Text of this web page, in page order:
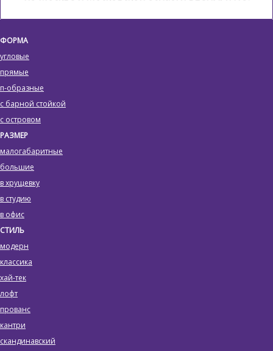
ФОРМА
угловые
прямые
п-образные
с барной стойкой
с островом
РАЗМЕР
малогабаритные
большие
в хрущевку
в студию
в офис
СТИЛЬ
модерн
классика
хай-тек
лофт
прованс
кантри
скандинавский